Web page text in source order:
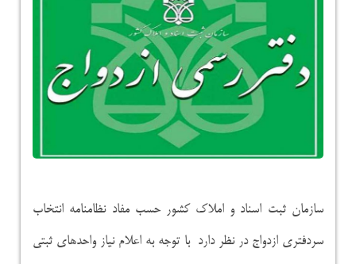
سازمان ثبت اسناد و املاک کشور حسب مفاد نظامنامه انتخاب
سردفتری ازدواج در نظر دارد با توجه به اعلام نیاز واحدهای ثبتی